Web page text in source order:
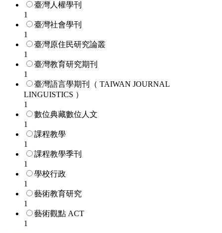
臺灣人權學刊
1
臺灣社會學刊
1
臺灣原住民研究論叢
1
臺灣教育研究期刊
1
臺灣語言學期刊（ TAIWAN JOURNAL
LINGUISTICS ）
1
數位典藏數位人文
1
課程教學
1
課程教學季刊
1
學校行政
1
藝術教育研究
1
藝術觀點 ACT
1